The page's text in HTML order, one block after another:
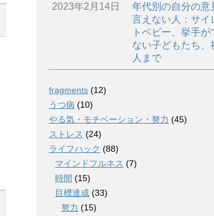
2023年2月14日
年代別の自分の意
言えない人：サイ
トベビー、挙手が
ない子どもたち、
人まで
fragments (12)
うつ病 (10)
やる気・モチベーション・努力 (45)
ストレス (24)
ライフハック (88)
マインドフルネス (7)
時間 (15)
目標達成 (33)
努力 (15)